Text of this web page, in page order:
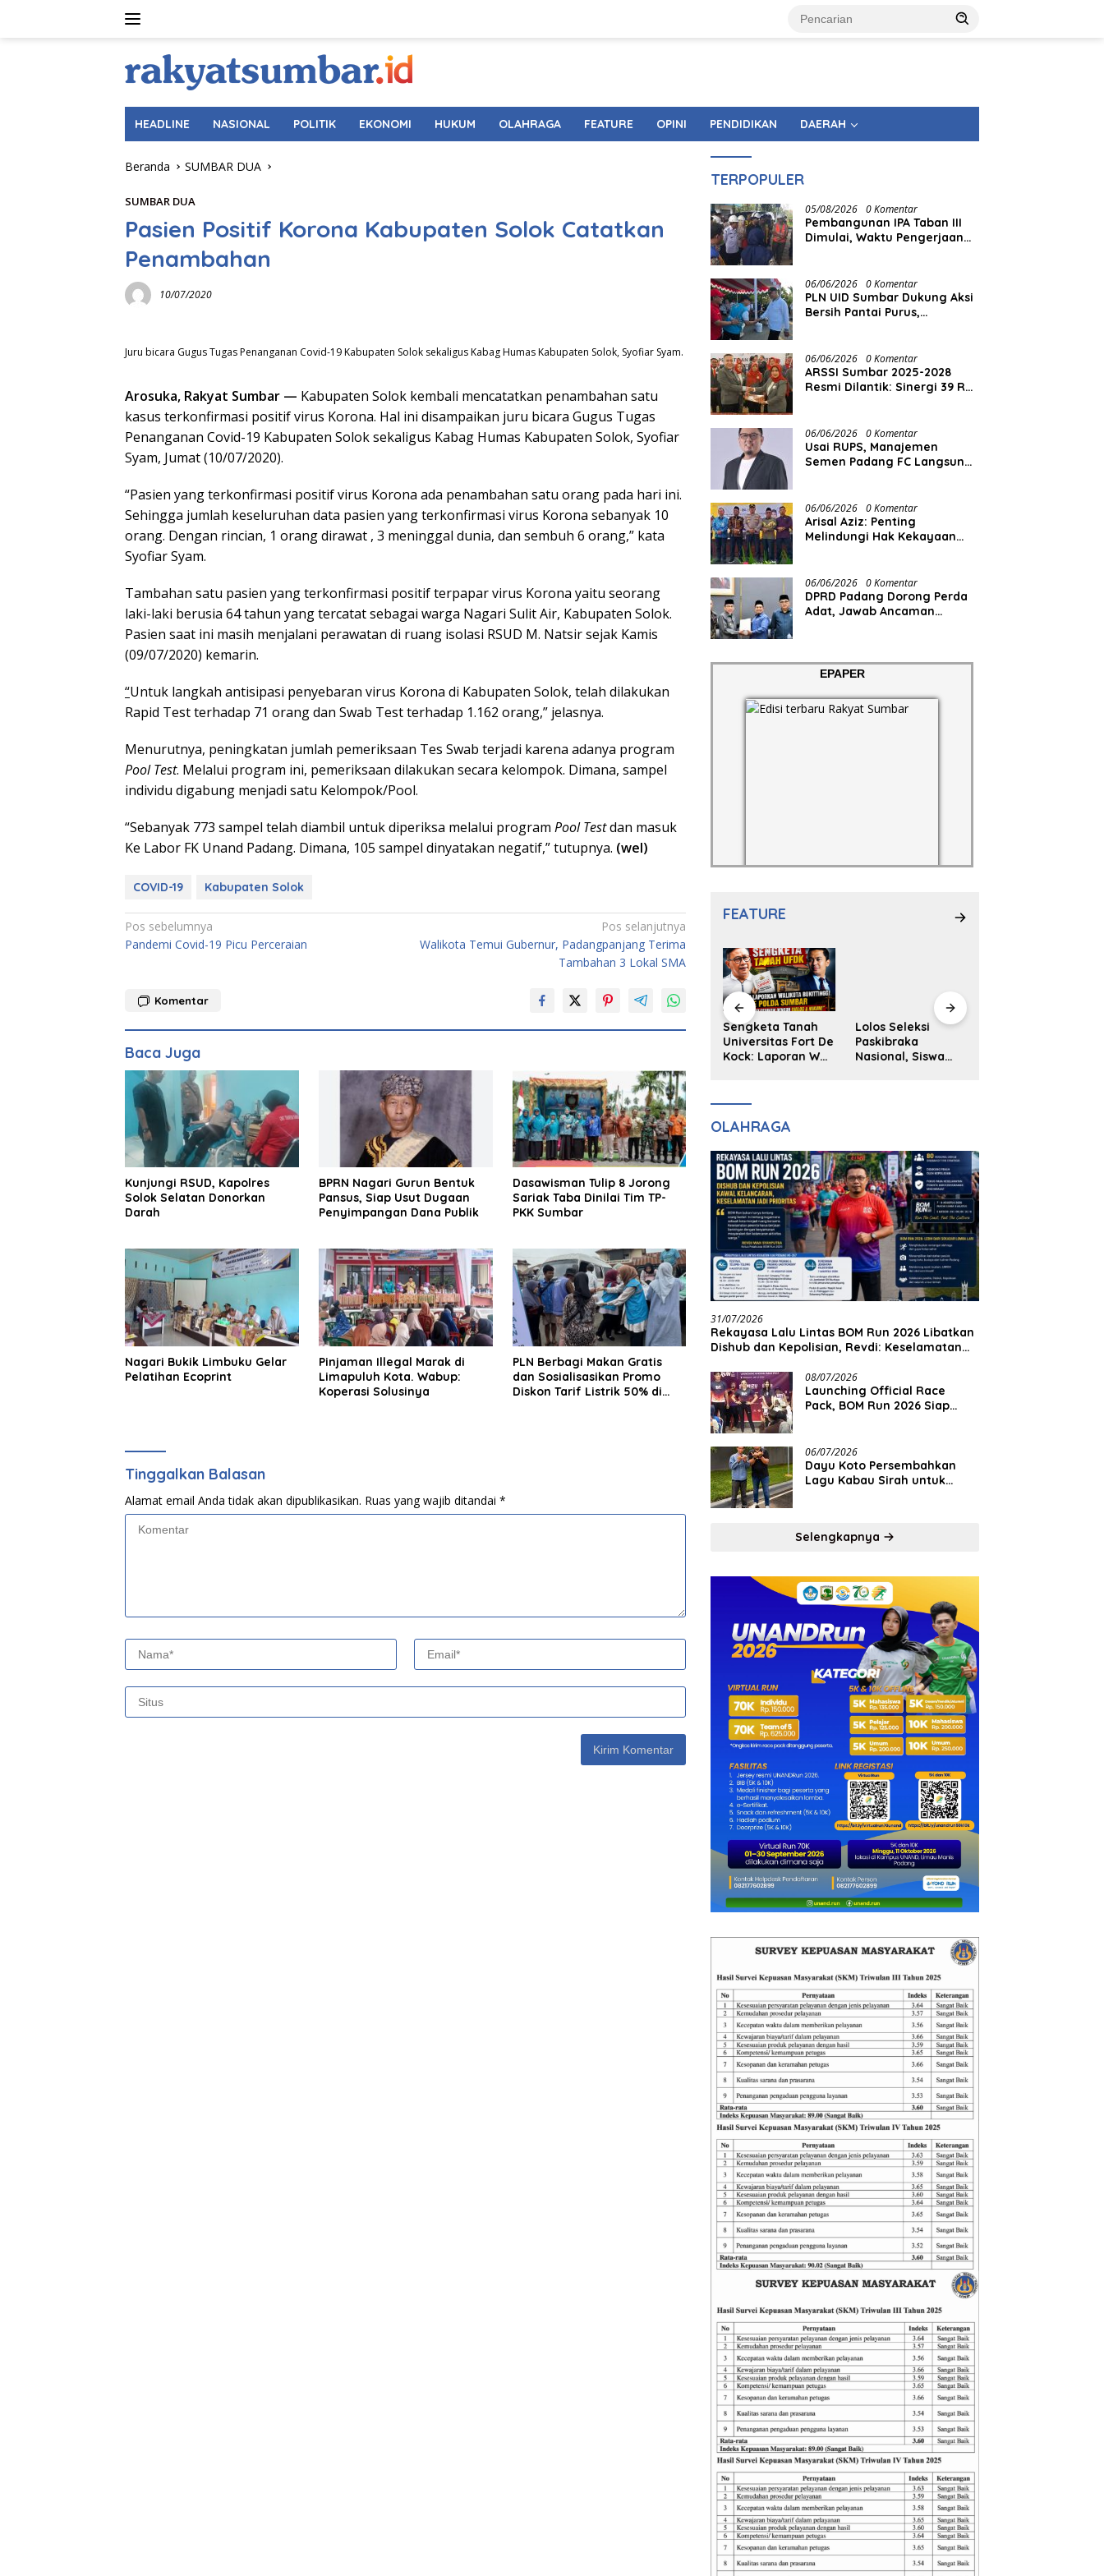
HEADLINE NASIONAL POLITIK EKONOMI HUKUM OLAHRAGA FEATURE OPINI PENDIDIKAN DAERAH
Beranda SUMBAR DUA
SUMBAR DUA
Pasien Positif Korona Kabupaten Solok Catatkan
Penambahan
10/07/2020
Juru bicara Gugus Tugas Penanganan Covid-19 Kabupaten Solok sekaligus Kabag Humas Kabupaten Solok, Syofiar Syam.
Arosuka, Rakyat Sumbar — Kabupaten Solok kembali mencatatkan penambahan satu
kasus terkonfirmasi positif virus Korona. Hal ini disampaikan juru bicara Gugus Tugas
Penanganan Covid-19 Kabupaten Solok sekaligus Kabag Humas Kabupaten Solok, Syofiar
Syam, Jumat (10/07/2020).
“Pasien yang terkonfirmasi positif virus Korona ada penambahan satu orang pada hari ini.
Sehingga jumlah keseluruhan data pasien yang terkonfirmasi virus Korona sebanyak 10
orang. Dengan rincian, 1 orang dirawat , 3 meninggal dunia, dan sembuh 6 orang,” kata
Syofiar Syam.
Tambahan satu pasien yang terkonfirmasi positif terpapar virus Korona yaitu seorang
laki-laki berusia 64 tahun yang tercatat sebagai warga Nagari Sulit Air, Kabupaten Solok.
Pasien saat ini masih menjalani perawatan di ruang isolasi RSUD M. Natsir sejak Kamis
(09/07/2020) kemarin.
“Untuk langkah antisipasi penyebaran virus Korona di Kabupaten Solok, telah dilakukan
Rapid Test terhadap 71 orang dan Swab Test terhadap 1.162 orang,” jelasnya.
Menurutnya, peningkatan jumlah pemeriksaan Tes Swab terjadi karena adanya program
Pool Test. Melalui program ini, pemeriksaan dilakukan secara kelompok. Dimana, sampel
individu digabung menjadi satu Kelompok/Pool.
“Sebanyak 773 sampel telah diambil untuk diperiksa melalui program Pool Testdan masuk
Ke Labor FK Unand Padang. Dimana, 105 sampel dinyatakan negatif,” tutupnya. (wel)
COVID-19 Kabupaten Solok
Navigasi
pos
Pos sebelumnya
Pandemi Covid-19 Picu Perceraian
Pos selanjutnya
Walikota Temui Gubernur, Padangpanjang Terima
Tambahan 3 Lokal SMA
Komentar
Baca Juga
Kunjungi RSUD, Kapolres
Solok Selatan Donorkan
Darah
BPRN Nagari Gurun Bentuk
Pansus, Siap Usut Dugaan
Penyimpangan Dana Publik
Dasawisman Tulip 8 Jorong
Sariak Taba Dinilai Tim TP-
PKK Sumbar
Nagari Bukik Limbuku Gelar
Pelatihan Ecoprint
Pinjaman Illegal Marak di
Limapuluh Kota. Wabup:
Koperasi Solusinya
PLN Berbagi Makan Gratis
dan Sosialisasikan Promo
Diskon Tarif Listrik 50% di
Tinggalkan Balasan
Alamat email Anda tidak akan dipublikasikan. Ruas yang wajib ditandai *
TERPOPULER
05/08/2026 0 Komentar
Pembangunan IPA Taban III
Dimulai, Waktu Pengerjaan
06/06/2026 0 Komentar
PLN UID Sumbar Dukung Aksi
Bersih Pantai Purus,
06/06/2026 0 Komentar
ARSSI Sumbar 2025-2028
Resmi Dilantik: Sinergi 39 RS
Paripurna bagi Masyarakat
06/06/2026 0 Komentar
Usai RUPS, Manajemen
Semen Padang FC Langsung
06/06/2026 0 Komentar
Arisal Aziz: Penting
Melindungi Hak Kekayaan
06/06/2026 0 Komentar
DPRD Padang Dorong Perda
Adat, Jawab Ancaman
EPAPER
FEATURE
Launching Buku
999 Karya
Sulaiman Juned:
Memungut
Kenangan Masa
Lalu untuk Masa
Depan
Diskusi Komunitas
Menulis Bahasa
Redupnya Tren
dan Pengrajin
Tetap Bertahan
dengan Kualitas
dan Pelayanan
Sengketa Tanah
Universitas Fort De
Kock: Laporan Wali
Harapan Akan
Lolos Seleksi
Paskibraka
Nasional, Siswa
OLAHRAGA
31/07/2026
Rekayasa Lalu Lintas BOM Run 2026 Libatkan
Dishub dan Kepolisian, Revdi: Keselamatan
08/07/2026
Launching Official Race
Pack, BOM Run 2026 Siap
06/07/2026
Dayu Koto Persembahkan
Lagu Kabau Sirah untuk
Selengkapnya